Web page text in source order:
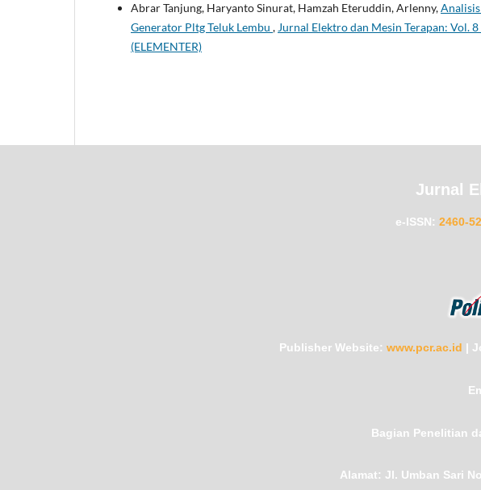
Abrar Tanjung, Haryanto Sinurat, Hamzah Eteruddin, Arlenny,
Generator Pltg Teluk Lembu ,Jurnal Elektro dan Mesin Terapan: Vol.
(ELEMENTER)
Jurnal
e-ISSN: 2460-
Publisher Website: www.pcr.ac.id |
Bagian Penelitian
Alamat: Jl. Umban Sari